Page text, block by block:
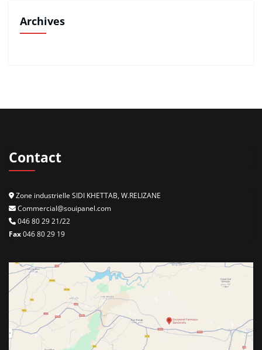
Archives
Contact
Zone industrielle SIDI KHETTAB, W.RELIZANE
Commercial@souipanel.com
046 80 29 21/22
Fax046 80 29 19